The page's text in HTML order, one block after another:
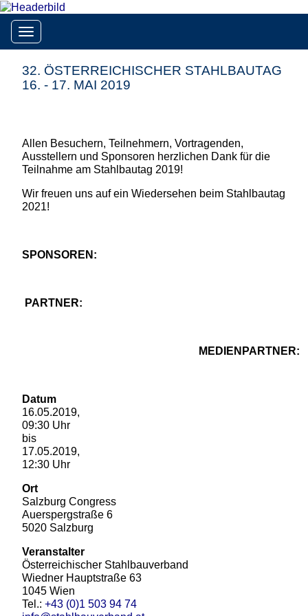
Toggle navigation
32. ÖSTERREICHISCHER STAHLBAUTAG
16. - 17. MAI 2019
Allen Besuchern, Teilnehmern, Vortragenden,
Ausstellern und Sponsoren herzlichen Dank für die
Teilnahme am Stahlbautag 2019!
Wir freuen uns auf ein Wiedersehen beim Stahlbautag
2021!
SPONSOREN:
PARTNER:
MEDIENPARTNER:
Datum
16.05.2019,
09:30 Uhr
bis
17.05.2019,
12:30 Uhr
Ort
Salzburg Congress
Auerspergstraße 6
5020 Salzburg
Veranstalter
Österreichischer Stahlbauverband
Wiedner Hauptstraße 63
1045 Wien
Tel.: +43 (0)1 503 94 74